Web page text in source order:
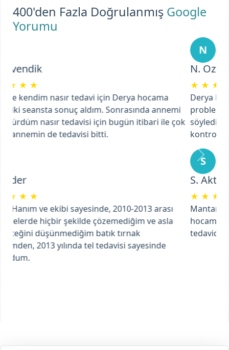
400'den Fazla Doğrulanmış Google
Yorumu
N. Ozfidan
★★★
Derya Hanım'a, iltihaplı ayak tırnağı batması
problemiyle gittik. Tedaviye başladı ve süreç içinde
söylediği yapılması gerekenleri uygulayarak ve
kontrollerimize giderek tam bir tedavi sağladık.
S. Aktaş
★★★
Mantar rahatsızlığımla ilgili başvurdum ve Ebru
hocamın ilgisi, profesyonel bir şekilde yaptığı
tedavide çok başarılı bir şekilde ilerliyoruz.
Next